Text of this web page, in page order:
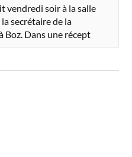
vendredi soir à la salle
secrétaire de la
Boz. Dans une récept